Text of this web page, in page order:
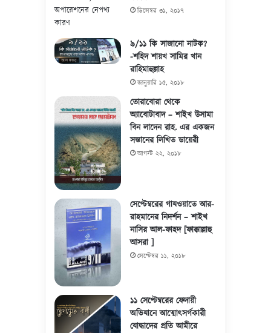
ডিসেম্বর ৩১, ২০১৭
৯/১১ কি সাজানো নাটক?
-শহিদ শায়খ সামির খান
রাহিমাহুল্লাহ
জানুয়ারি ১৫, ২০১৮
তোরাবোরা থেকে
অ্যাবোটাবাদ – শাইখ উসামা
বিন লাদেন রাহ. এর একজন
সন্তানের লিখিত ডায়েরী
আগস্ট ২২, ২০১৮
সেপ্টেম্বরের গাযওয়াতে আর-
রাহমানের নিদর্শন – শাইখ
নাসির আল-ফাহদ [ফাক্কাল্লাহু
আসরা ]
সেপ্টেম্বর ১১, ২০১৮
১১ সেপ্টেম্বরের ফেদায়ী
অভিযানে আত্মোৎসর্গকারী
যোদ্ধাদের প্রতি আমীরে